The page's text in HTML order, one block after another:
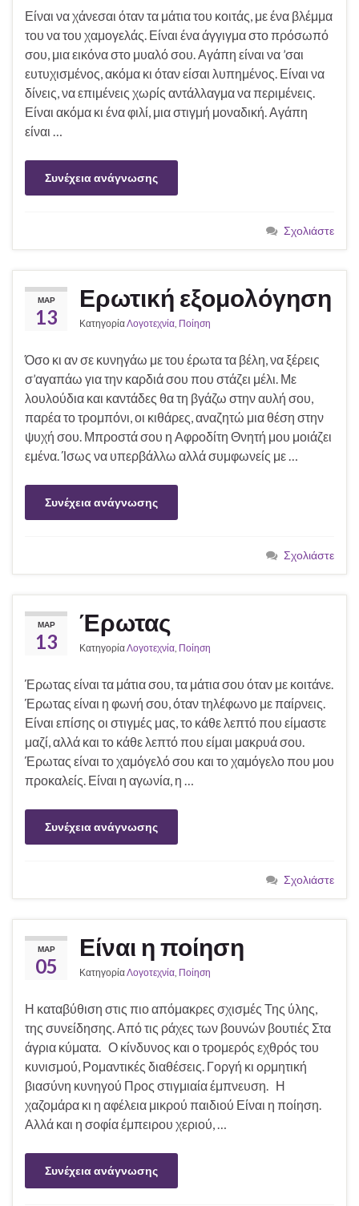
Είναι να χάνεσαι όταν τα μάτια του κοιτάς, με ένα βλέμμα
του να του χαμογελάς. Είναι ένα άγγιγμα στο πρόσωπό
σου, μια εικόνα στο μυαλό σου. Αγάπη είναι να ’σαι
ευτυχισμένος, ακόμα κι όταν είσαι λυπημένος. Είναι να
δίνεις, να επιμένεις χωρίς αντάλλαγμα να περιμένεις.
Είναι ακόμα κι ένα φιλί, μια στιγμή μοναδική. Αγάπη
είναι …
Συνέχεια ανάγνωσης
Σχολιάστε
ΜΑΡ
13
Ερωτική εξομολόγηση
ΚατηγορίαΛογοτεχνία, Ποίηση
Όσο κι αν σε κυνηγάω με του έρωτα τα βέλη, να ξέρεις
σ’αγαπάω για την καρδιά σου που στάζει μέλι. Με
λουλούδια και καντάδες θα τη βγάζω στην αυλή σου,
παρέα το τρομπόνι, οι κιθάρες, αναζητώ μια θέση στην
ψυχή σου. Μπροστά σου η Αφροδίτη Θνητή μου μοιάζει
εμένα. Ίσως να υπερβάλλω αλλά συμφωνείς με …
Συνέχεια ανάγνωσης
Σχολιάστε
ΜΑΡ
13
Έρωτας
ΚατηγορίαΛογοτεχνία, Ποίηση
Έρωτας είναι τα μάτια σου, τα μάτια σου όταν με κοιτάνε.
Έρωτας είναι η φωνή σου, όταν τηλέφωνο με παίρνεις.
Είναι επίσης οι στιγμές μας, το κάθε λεπτό που είμαστε
μαζί, αλλά και το κάθε λεπτό που είμαι μακρυά σου.
Έρωτας είναι το χαμόγελό σου και το χαμόγελο που μου
προκαλείς. Είναι η αγωνία, η …
Συνέχεια ανάγνωσης
Σχολιάστε
ΜΑΡ
05
Είναι η ποίηση
ΚατηγορίαΛογοτεχνία, Ποίηση
Η καταβύθιση στις πιο απόμακρες σχισμές Της ύλης,
της συνείδησης. Από τις ράχες των βουνών βουτιές Στα
άγρια κύματα. Ο κίνδυνος και ο τρομερός εχθρός του
κυνισμού, Ρομαντικές διαθέσεις. Γοργή κι ορμητική
βιασύνη κυνηγού Προς στιγμιαία έμπνευση. Η
χαζομάρα κι η αφέλεια μικρού παιδιού Είναι η ποίηση.
Αλλά και η σοφία έμπειρου χεριού, …
Συνέχεια ανάγνωσης